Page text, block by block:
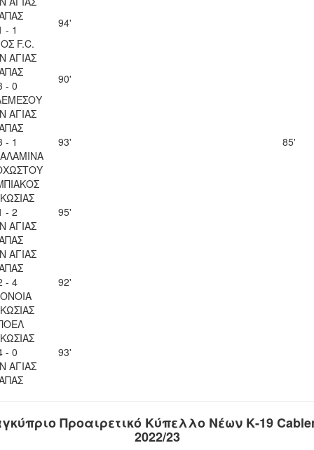
- 1
F.C.
94'
ΑΓΙΑΣ
- 0
90'
ΑΓΙΑΣ
- 1
93' 85'
- 2
ΑΓΙΑΣ
95'
ΑΓΙΑΣ
- 4
92'
- 0
ΑΓΙΑΣ
93'
Προαιρετικό Κύπελλο Νέων Κ-19
2022/23